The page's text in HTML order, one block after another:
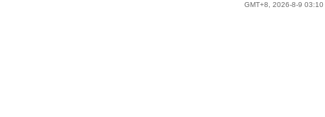
GMT+8, 2026-8-9 03:10